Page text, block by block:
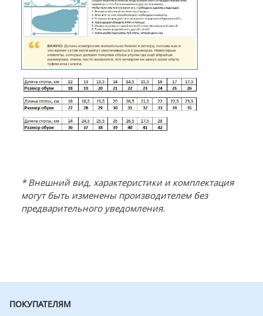
* Внешний вид, характеристики и комплектация
могут быть изменены производителем без
предварительного уведомления.
ПОКУПАТЕЛЯМ